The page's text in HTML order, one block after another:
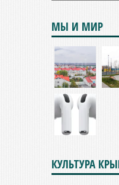
МЫ И МИР
КУЛЬТУРА